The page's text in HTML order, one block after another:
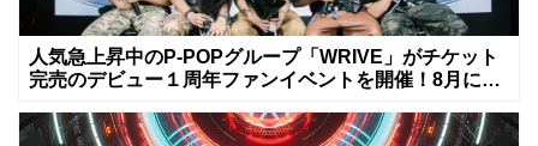
人気急上昇中のP-POPグループ「WRIVE」がチケット
完売のデビュー１周年ファンイベントを開催！8月に新